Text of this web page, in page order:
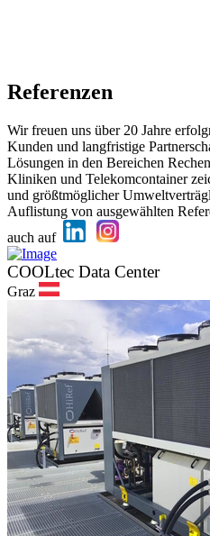
Referenzen
Wir freuen uns über 20 Jahre
Kunden und langfristige
Lösungen in den Bereichen
Kliniken und Telekomcontainer
und größtmöglicher
Auflistung von ausgewählten
auch auf
COOLtec Data Center
Graz